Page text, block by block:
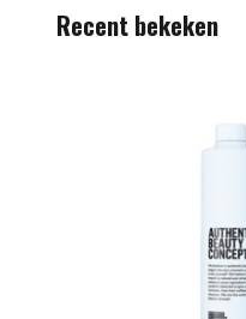
Recent bekeken